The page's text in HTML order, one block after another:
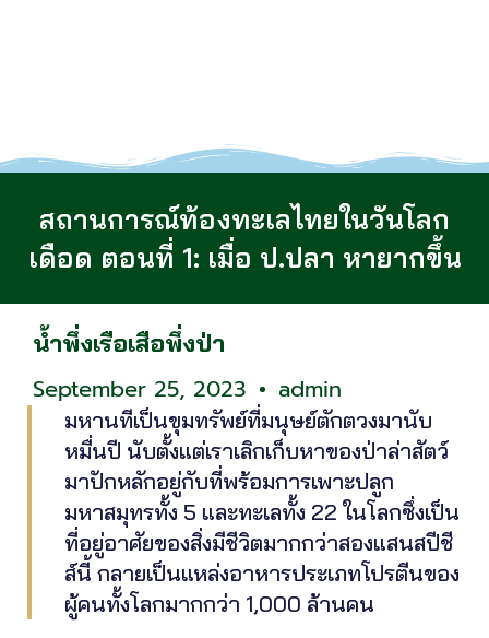
สถานการณ์ท้องทะเลไทยในวันโลก
เดือด ตอนที่ 1: เมื่อ ป.ปลา หายากขึ้น
น้ำพึ่งเรือเสือพึ่งป่า
September 25, 2023 admin
มหานทีเป็นขุมทรัพย์ที่มนุษย์ตักตวงมานับ
หมื่นปี นับตั้งแต่เราเลิกเก็บหาของป่าล่าสัตว์
มาปักหลักอยู่กับที่พร้อมการเพาะปลูก
มหาสมุทรทั้ง 5 และทะเลทั้ง 22 ในโลกซึ่งเป็น
ที่อยู่อาศัยของสิ่งมีชีวิตมากกว่าสองแสนสปีชี
ส์นี้ กลายเป็นแหล่งอาหารประเภทโปรตีนของ
ผู้คนทั้งโลกมากกว่า 1,000 ล้านคน